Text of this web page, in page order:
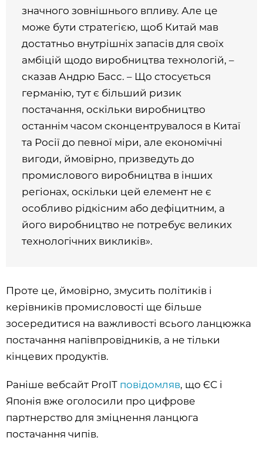
значного зовнішнього впливу. Але це
може бути стратегією, щоб Китай мав
достатньо внутрішніх запасів для своїх
амбіцій щодо виробництва технологій, –
сказав Андрю Басс. – Що стосується
германію, тут є більший ризик
постачання, оскільки виробництво
останнім часом сконцентрувалося в Китаї
та Росії до певної міри, але економічні
вигоди, ймовірно, призведуть до
промислового виробництва в інших
регіонах, оскільки цей елемент не є
особливо рідкісним або дефіцитним, а
його виробництво не потребує великих
технологічних викликів».
Проте це, ймовірно, змусить політиків і
керівників промисловості ще більше
зосередитися на важливості всього ланцюжка
постачання напівпровідників, а не тільки
кінцевих продуктів.
Раніше вебсайт ProIT повідомляв, що ЄС і
Японія вже оголосили про цифрове
партнерство для зміцнення ланцюга
постачання чипів.